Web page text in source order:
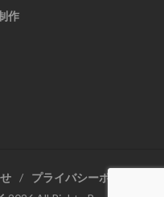
作
プライバシーポリシー